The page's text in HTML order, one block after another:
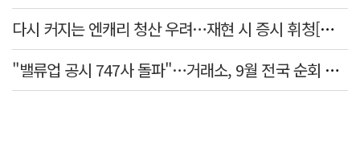
다시 커지는 엔캐리 청산 우려…재현 시 증시 휘청[매일뭐니머니]
"밸류업 공시 747사 돌파"…거래소, 9월 전국 순회 설명회 연다